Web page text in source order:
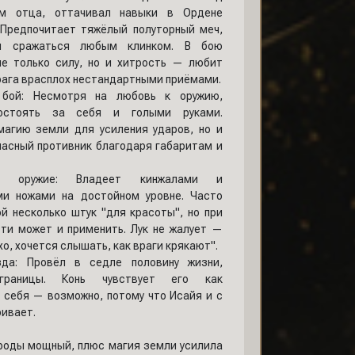
отца, оттачивал навыки в Ордене
тяжёлый полуторный меч,
сражаться любым клинком. В бою
только силу, но и хитрость — любит
врасплох нестандартными приёмами.
Несмотря на любовь к оружию,
за себя и голыми руками.
земли для усиления ударов, но и
противник благодаря габаритам и
оружие: Владеет кинжалами и
ножами на достойном уровне. Часто
несколько штук "для красоты", но при
может и применить. Лук не жалует —
хочется слышать, как враги крякают".
Провёл в седле половину жизни,
Конь чувствует его как
себя — возможно, потому что Исайя и с
мощный, плюс магия земли усилила